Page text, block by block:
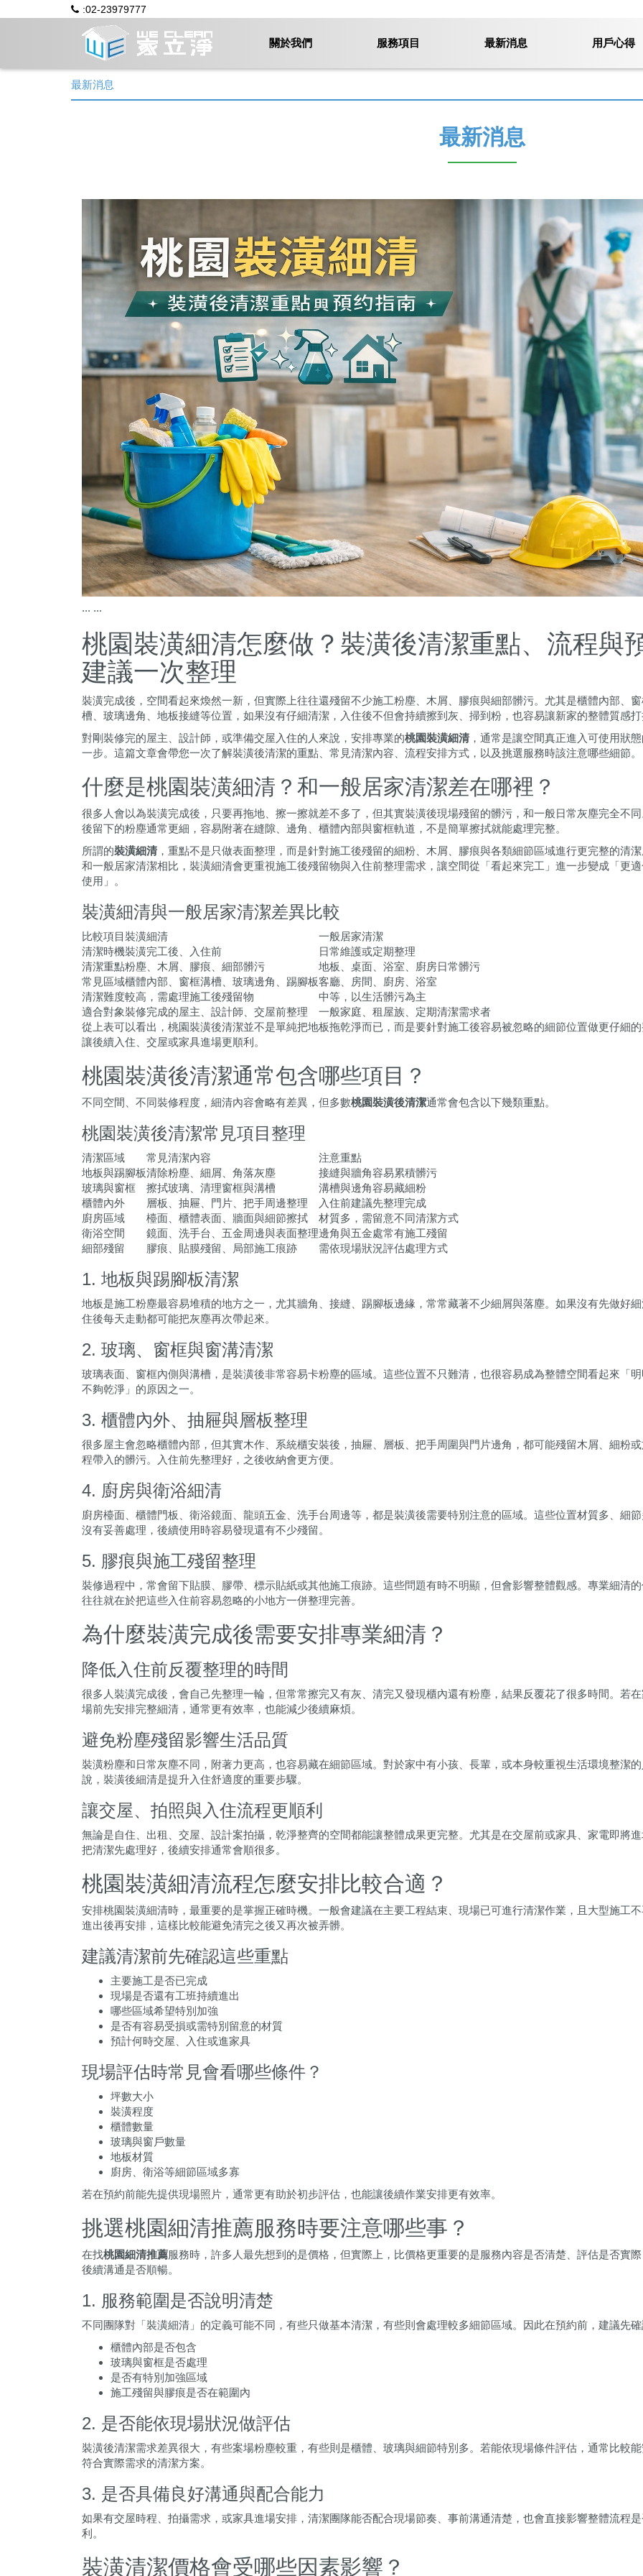
:02-23979777
關於我們 服務項目 最新消息 用戶心得
最新消息
最新消息
... ...
桃園裝潢細清怎麼做？裝潢後清潔重點、流程與
建議一次整理
裝潢完成後，空間看起來煥然一新，但實際上往往還殘留不少施工粉塵、木屑、膠痕與細部髒污。尤其是櫃體內部、
槽、玻璃邊角、地板接縫等位置，如果沒有仔細清潔，入住後不但會持續擦到灰、掃到粉，也容易讓新家的整體質感
對剛裝修完的屋主、設計師，或準備交屋入住的人來說，安排專業的桃園裝潢細清 ，通常是讓空間真正進入可使用狀
一步。這篇文章會帶您一次了解裝潢後清潔的重點、常見清潔內容、流程安排方式，以及挑選服務時該注意哪些細節。
什麼是桃園裝潢細清？和一般居家清潔差在哪裡？
很多人會以為裝潢完成後，只要再拖地、擦一擦就差不多了，但其實裝潢後現場殘留的髒污，和一般日常灰塵完全不
後留下的粉塵通常更細，容易附著在縫隙、邊角、櫃體內部與窗框軌道，不是簡單擦拭就能處理完整。
所謂的裝潢細清 ，重點不是只做表面整理，而是針對施工後殘留的細粉、木屑、膠痕與各類細節區域進行更完整的清
和一般居家清潔相比，裝潢細清會更重視施工後殘留物與入住前整理需求，讓空間從「看起來完工」進一步變成「更
使用」。
裝潢細清與一般居家清潔差異比較
比較項目裝潢細清
一般居家清潔
清潔時機裝潢完工後、入住前
日常維護或定期整理
清潔重點粉塵、木屑、膠痕、細部髒污
地板、桌面、浴室、廚房日常髒污
常見區域櫃體內部、窗框溝槽、玻璃邊角、踢腳板客廳、房間、廚房、浴室
清潔難度較高，需處理施工後殘留物
中等，以生活髒污為主
適合對象裝修完成的屋主、設計師、交屋前整理
一般家庭、租屋族、定期清潔需求者
從上表可以看出，桃園裝潢後清潔並不是單純把地板拖乾淨而已，而是要針對施工後容易被忽略的細節位置做更仔細
讓後續入住、交屋或家具進場更順利。
桃園裝潢後清潔通常包含哪些項目？
不同空間、不同裝修程度，細清內容會略有差異，但多數桃園裝潢後清潔通常會包含以下幾類重點。
桃園裝潢後清潔常見項目整理
清潔區域 常見清潔內容
注意重點
地板與踢腳板清除粉塵、細屑、角落灰塵
接縫與牆角容易累積髒污
玻璃與窗框
擦拭玻璃、清理窗框與溝槽
溝槽與邊角容易藏細粉
櫃體內外
層板、抽屜、門片、把手周邊整理
入住前建議先整理完成
廚房區域
檯面、櫃體表面、牆面與細節擦拭
材質多，需留意不同清潔方式
衛浴空間
鏡面、洗手台、五金周邊與表面整理邊角與五金處常有施工殘留
細部殘留
膠痕、貼膜殘留、局部施工痕跡 需依現場狀況評估處理方式
1. 地板與踢腳板清潔
地板是施工粉塵最容易堆積的地方之一，尤其牆角、接縫、踢腳板邊緣，常常藏著不少細屑與落塵。如果沒有先做好
住後每天走動都可能把灰塵再次帶起來。
2. 玻璃、窗框與窗溝清潔
玻璃表面、窗框內側與溝槽，是裝潢後非常容易卡粉塵的區域。這些位置不只難清，也很容易成為整體空間看起來「
不夠乾淨」的原因之一。
3. 櫃體內外、抽屜與層板整理
很多屋主會忽略櫃體內部，但其實木作、系統櫃安裝後，抽屜、層板、把手周圍與門片邊角，都可能殘留木屑、細粉
程帶入的髒污。入住前先整理好，之後收納會更方便。
4. 廚房與衛浴細清
廚房檯面、櫃體門板、衛浴鏡面、龍頭五金、洗手台周邊等，都是裝潢後需要特別注意的區域。這些位置材質多、細
沒有妥善處理，後續使用時容易發現還有不少殘留。
5. 膠痕與施工殘留整理
裝修過程中，常會留下貼膜、膠帶、標示貼紙或其他施工痕跡。這些問題有時不明顯，但會影響整體觀感。專業細清
往往就在於把這些入住前容易忽略的小地方一併整理完善。
為什麼裝潢完成後需要安排專業細清？
降低入住前反覆整理的時間
很多人裝潢完成後，會自己先整理一輪，但常常擦完又有灰、清完又發現櫃內還有粉塵，結果反覆花了很多時間。若
場前先安排完整細清，通常更有效率，也能減少後續麻煩。
避免粉塵殘留影響生活品質
裝潢粉塵和日常灰塵不同，附著力更高，也容易藏在細節區域。對於家中有小孩、長輩，或本身較重視生活環境整潔
說，裝潢後細清是提升入住舒適度的重要步驟。
讓交屋、拍照與入住流程更順利
無論是自住、出租、交屋、設計案拍攝，乾淨整齊的空間都能讓整體成果更完整。尤其是在交屋前或家具、家電即將
把清潔先處理好，後續安排通常會順很多。
桃園裝潢細清流程怎麼安排比較合適？
安排桃園裝潢細清時，最重要的是掌握正確時機。一般會建議在主要工程結束、現場已可進行清潔作業，且大型施工
進出後再安排，這樣比較能避免清完之後又再次被弄髒。
建議清潔前先確認這些重點
主要施工是否已完成
現場是否還有工班持續進出
哪些區域希望特別加強
是否有容易受損或需特別留意的材質
預計何時交屋、入住或進家具
現場評估時常見會看哪些條件？
坪數大小
裝潢程度
櫃體數量
玻璃與窗戶數量
地板材質
廚房、衛浴等細節區域多寡
若在預約前能先提供現場照片，通常更有助於初步評估，也能讓後續作業安排更有效率。
挑選桃園細清推薦服務時要注意哪些事？
在找桃園細清推薦服務時，許多人最先想到的是價格，但實際上，比價格更重要的是服務內容是否清楚、評估是否實
後續溝通是否順暢。
1. 服務範圍是否說明清楚
不同團隊對「裝潢細清」的定義可能不同，有些只做基本清潔，有些則會處理較多細節區域。因此在預約前，建議先
櫃體內部是否包含
玻璃與窗框是否處理
是否有特別加強區域
施工殘留與膠痕是否在範圍內
2. 是否能依現場狀況做評估
裝潢後清潔需求差異很大，有些案場粉塵較重，有些則是櫃體、玻璃與細節特別多。若能依現場條件評估，通常比較
符合實際需求的清潔方案。
3. 是否具備良好溝通與配合能力
如果有交屋時程、拍攝需求，或家具進場安排，清潔團隊能否配合現場節奏、事前溝通清楚，也會直接影響整體流程
利。
裝潢清潔價格會受哪些因素影響？